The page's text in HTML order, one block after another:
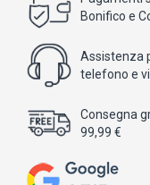
Bonifico e
Assistenza
telefono e
Consegna
99,99 €